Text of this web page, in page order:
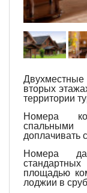
вторых
территории
Номера
доплачивать
Номера
площадью
лоджии в